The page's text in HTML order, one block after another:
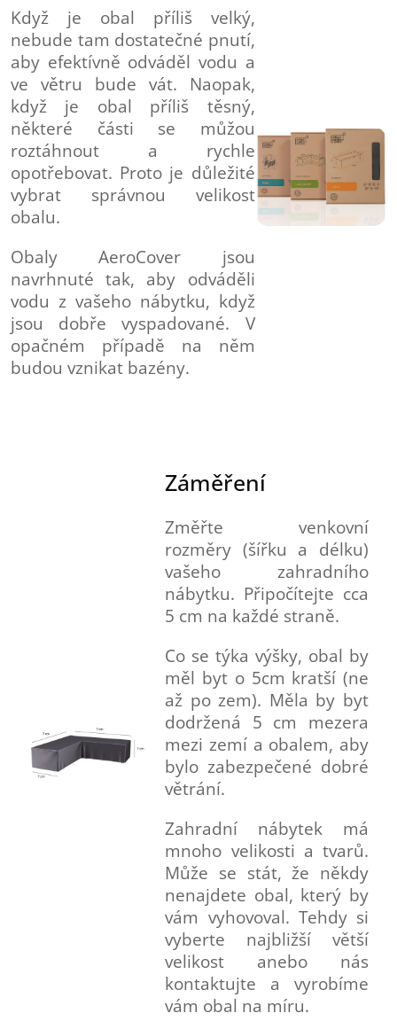
Když je obal příliš velký,
nebude tam dostatečné pnutí,
aby efektívně odváděl vodu a
ve větru bude vát. Naopak,
když je obal příliš těsný,
některé části se můžou
roztáhnout a rychle
opotřebovat. Proto je důležité
vybrat správnou velikost
obalu.
Obaly AeroCover jsou
navrhnuté tak, aby odváděli
vodu z vašeho nábytku, když
jsou dobře vyspadované. V
opačném případě na něm
budou vznikat bazény.
Záměření
Změřte venkovní
rozměry (šířku a délku)
vašeho zahradního
nábytku. Připočítejte cca
5 cm na každé straně.
Co se týka výšky, obal by
měl byt o 5cm kratší (ne
až po zem). Měla by byt
dodržená 5 cm mezera
mezi zemí a obalem, aby
bylo zabezpečené dobré
větrání.
Zahradní nábytek má
mnoho velikosti a tvarů.
Může se stát, že někdy
nenajdete obal, který by
vám vyhovoval. Tehdy si
vyberte najbližší větší
velikost anebo nás
kontaktujte a vyrobíme
vám obal na míru.